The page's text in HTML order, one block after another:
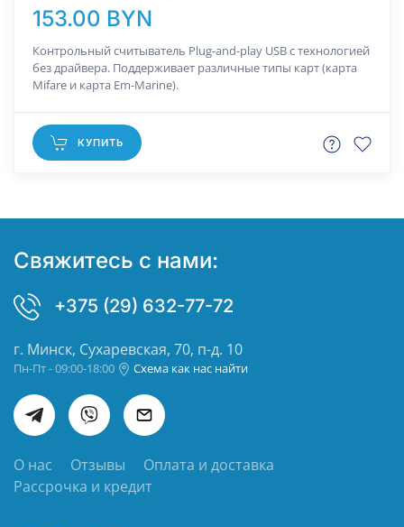
153.00 BYN
Контрольный считыватель Plug-and-play USB с технологией
без драйвера. Поддерживает различные типы карт (карта
Mifare и карта Em-Marine).
КУПИТЬ
Свяжитесь с нами:
+375 (29) 632-77-72
г. Минск, Сухаревская, 70, п-д. 10
Пн-Пт - 09:00-18:00 Схема как нас найти
О нас Отзывы
Оплата и доставка
Рассрочка и кредит